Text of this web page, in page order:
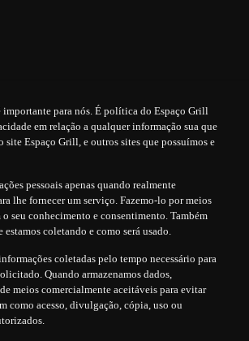
importante para nós. É política do Espaço Grill
em relação a qualquer informação sua que
site Espaço Grill, e outros sites que possuímos e
pessoais apenas quando realmente
lhe fornecer um serviço. Fazemo-lo por meios
seu conhecimento e consentimento. Também
coletando e como será usado.
coletadas pelo tempo necessário para
Quando armazenamos dados,
meios comercialmente aceitáveis para evitar
como acesso, divulgação, cópia, uso ou